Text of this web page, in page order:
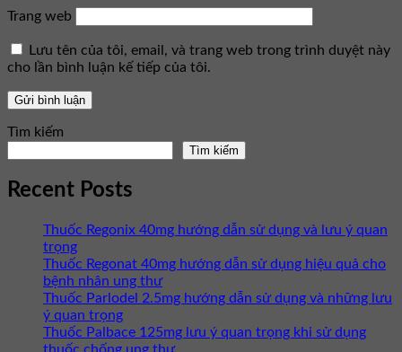
Trang web
Lưu tên của tôi, email, và trang web trong trình duyệt này
cho lần bình luận kế tiếp của tôi.
Tìm kiếm
Tìm kiếm
Recent Posts
Thuốc Regonix 40mg hướng dẫn sử dụng và lưu ý quan
trọng
Thuốc Regonat 40mg hướng dẫn sử dụng hiệu quả cho
bệnh nhân ung thư
Thuốc Parlodel 2.5mg hướng dẫn sử dụng và những lưu
ý quan trọng
Thuốc Palbace 125mg lưu ý quan trọng khi sử dụng